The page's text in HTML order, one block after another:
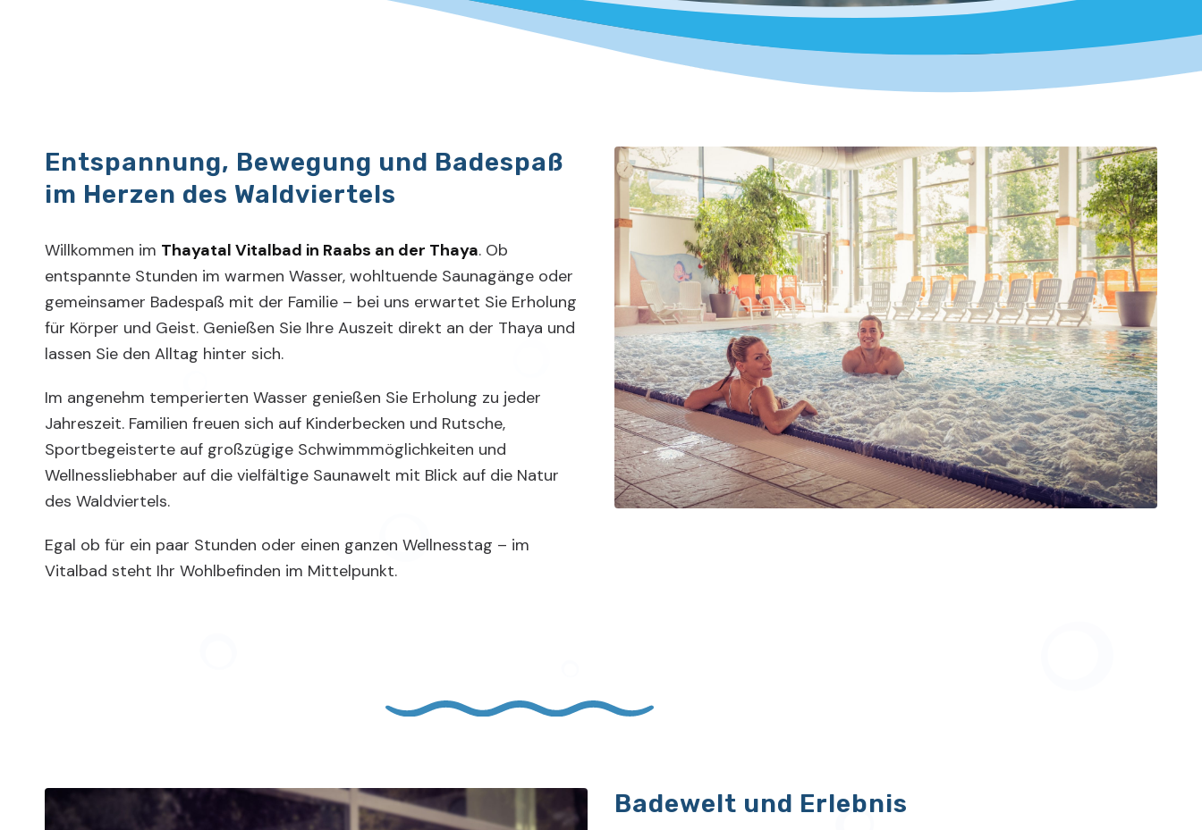
Entspannung, Bewegung und Badespaß
im Herzen des Waldviertels
Willkommen im Thayatal Vitalbad in Raabs an der Thaya. Ob
entspannte Stunden im warmen Wasser, wohltuende Saunagänge oder
gemeinsamer Badespaß mit der Familie – bei uns erwartet Sie Erholung
für Körper und Geist. Genießen Sie Ihre Auszeit direkt an der Thaya und
lassen Sie den Alltag hinter sich.
Im angenehm temperierten Wasser genießen Sie Erholung zu jeder
Jahreszeit. Familien freuen sich auf Kinderbecken und Rutsche,
Sportbegeisterte auf großzügige Schwimmmöglichkeiten und
Wellnessliebhaber auf die vielfältige Saunawelt mit Blick auf die Natur
des Waldviertels.
Egal ob für ein paar Stunden oder einen ganzen Wellnesstag – im
Vitalbad steht Ihr Wohlbefinden im Mittelpunkt.
Badewelt und Erlebnis